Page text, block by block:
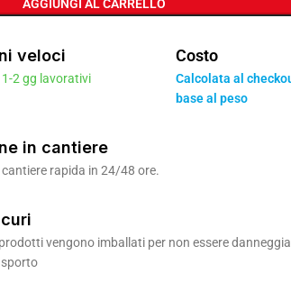
AGGIUNGI AL CARRELLO
veloci
1-2 gg lavorativi
Costo
Calcolata al
base al peso
in cantiere
rapida in 24/48 ore.
vengono imballati per non essere